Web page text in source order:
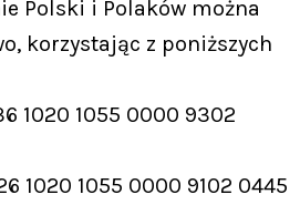
Polski i Polaków można
korzystając z poniższych
1020 1055 0000 9302
1020 1055 0000 9102 0445